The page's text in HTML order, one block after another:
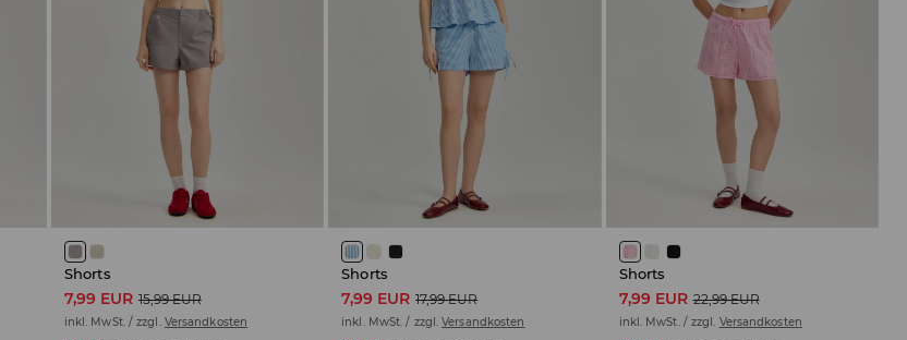
Shorts
7,99 EUR 15,99 EUR
inkl. MwSt. / zzgl. Versandkosten
Shorts
7,99 EUR 17,99 EUR
inkl. MwSt. / zzgl.Versandkosten
Shorts
7,99 EUR 22,99 EUR
inkl. MwSt. / zzgl. Versandkosten